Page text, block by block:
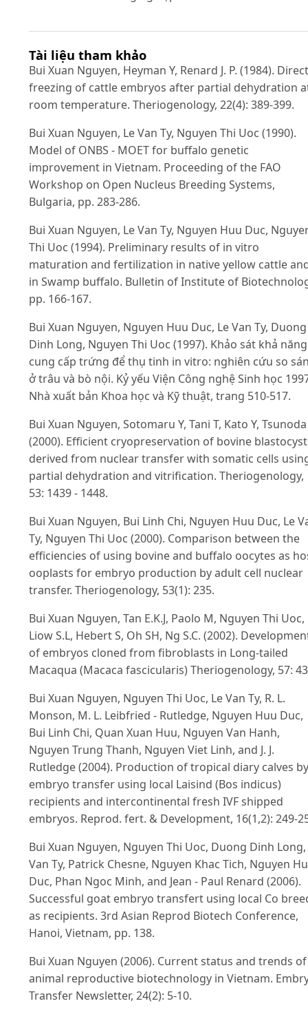
Tài liệu tham khảo
Bui Xuan Nguyen, Heyman Y, Renard J. P. (1984). Direct
freezing of cattle embryos after partial dehydration
room temperature. Theriogenology, 22(4): 389-399.
Bui Xuan Nguyen, Le Van Ty, Nguyen Thi Uoc (1990).
Model of ONBS - MOET for buffalo genetic
improvement in Vietnam. Proceeding of the FAO
Workshop on Open Nucleus Breeding Systems,
Bulgaria, pp. 283-286.
Bui Xuan Nguyen, Le Van Ty, Nguyen Huu Duc,
Thi Uoc (1994). Preliminary results of in vitro
maturation and fertilization in native yellow cattle
in Swamp buffalo. Bulletin of Institute of
pp. 166-167.
Bui Xuan Nguyen, Nguyen Huu Duc, Le Van Ty, Duong
Dinh Long, Nguyen Thi Uoc (1997). Khảo sát khả năng
cung cấp trứng để thụ tinh in vitro: nghiên cứu so
ở trâu và bò nội. Kỷ yếu Viện Công nghệ Sinh học
Nhà xuất bản Khoa học và Kỹ thuật, trang 510-517.
Bui Xuan Nguyen, Sotomaru Y, Tani T, Kato Y, Tsunoda
(2000). Efficient cryopreservation of bovine
derived from nuclear transfer with somatic cells
partial dehydration and vitrification. Theriogenology,
53: 1439 - 1448.
Bui Xuan Nguyen, Bui Linh Chi, Nguyen Huu Duc, Le
Ty, Nguyen Thi Uoc (2000). Comparison between the
efficiencies of using bovine and buffalo oocytes as
ooplasts for embryo production by adult cell nuclear
transfer. Theriogenology, 53(1): 235.
Bui Xuan Nguyen, Tan E.K.J, Paolo M, Nguyen Thi Uoc,
Liow S.L, Hebert S, Oh SH, Ng S.C. (2002).
of embryos cloned from fibroblasts in Long-tailed
Macaqua (Macaca fascicularis) Theriogenology, 57:
Bui Xuan Nguyen, Nguyen Thi Uoc, Le Van Ty, R. L.
Monson, M. L. Leibfried - Rutledge, Nguyen Huu Duc,
Bui Linh Chi, Quan Xuan Huu, Nguyen Van Hanh,
Nguyen Trung Thanh, Nguyen Viet Linh, and J. J.
Rutledge (2004). Production of tropical diary calves by
embryo transfer using local Laisind (Bos indicus)
recipients and intercontinental fresh IVF shipped
embryos. Reprod. fert. & Development, 16(1,2): 249-
Bui Xuan Nguyen, Nguyen Thi Uoc, Duong Dinh Long,
Van Ty, Patrick Chesne, Nguyen Khac Tich, Nguyen
Duc, Phan Ngoc Minh, and Jean - Paul Renard (2006).
Successful goat embryo transfert using local Co
as recipients. 3rd Asian Reprod Biotech Conference,
Hanoi, Vietnam, pp. 138.
Bui Xuan Nguyen (2006). Current status and trends of
animal reproductive biotechnology in Vietnam.
Transfer Newsletter, 24(2): 5-10.